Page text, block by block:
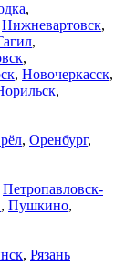
,
Нижневартовск,
,
,
, Новочеркасск,
,
, Оренбург,
Петропавловск-
, Пушкино,
, Рязань